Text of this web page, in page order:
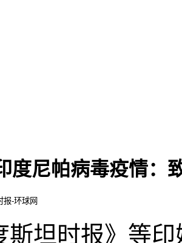
度尼帕病毒疫情：
报-环球网
斯坦时报》等